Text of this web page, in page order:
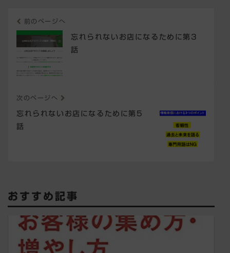
前のページへ
忘れられないお店になるために第3
話
次のページへ
忘れられないお店になるために第5
話
おすすめ記事